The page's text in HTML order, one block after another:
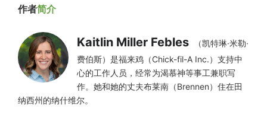
作者简介
Kaitlin Miller Febles
（凯特琳·米勒·
费伯斯）是福来鸡（Chick-fil-A Inc.）支持中
心的工作人员，经常为渴慕神等事工兼职写
作。她和她的丈夫布莱南（Brennen）住在田
纳西州的纳什维尔。